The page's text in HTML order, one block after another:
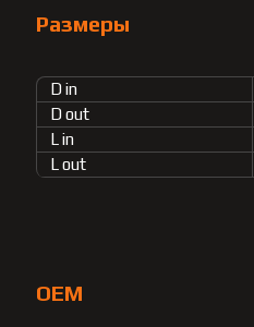
Размеры
D in
D out
L in
L out
OEM